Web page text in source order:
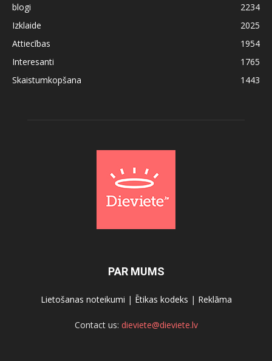
blogi
2234
Izklaide
2025
Attiecības
1954
Interesanti
1765
Skaistumkopšana
1443
PAR MUMS
Lietošanas noteikumi | Ētikas kodeks | Reklāma
Contact us: dieviete@dieviete.lv